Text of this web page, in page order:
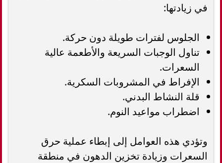
في زيادتها:
الجلوس لفترات طويلة دون حركة.
تناول الوجبات السريعة والأطعمة عالية
السعرات.
الإفراط في المشروبات السكرية.
قلة النشاط البدني.
اضطراب مواعيد النوم.
وتؤدي هذه العوامل إلى إبطاء عملية حرق
السعرات وزيادة تخزين الدهون في منطقة